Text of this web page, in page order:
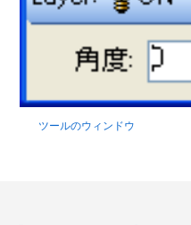
ツールのウィンドウ